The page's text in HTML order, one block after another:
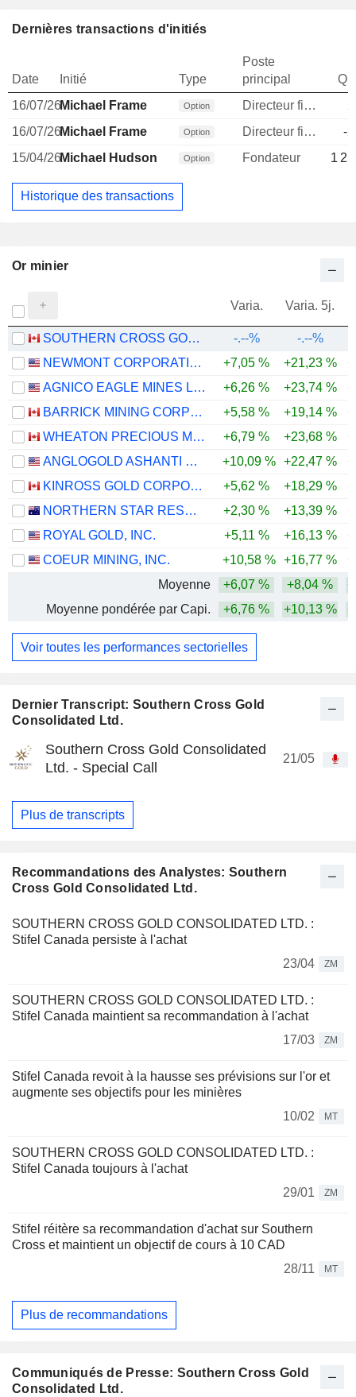
Dernier Transcript: Southern Cross Gold
Consolidated Ltd.
Southern Cross Gold Consolidated
Ltd. - Special Call
21/05
Plus de transcripts
Recommandations des Analystes: Southern
Cross Gold Consolidated Ltd.
SOUTHERN CROSS GOLD CONSOLIDATED LTD. :
Stifel Canada persiste à l'achat
23/04
ZM
SOUTHERN CROSS GOLD CONSOLIDATED LTD. :
Stifel Canada maintient sa recommandation à l'achat
17/03
ZM
Stifel Canada revoit à la hausse ses prévisions sur l'or et
augmente ses objectifs pour les minières
10/02
MT
SOUTHERN CROSS GOLD CONSOLIDATED LTD. :
Stifel Canada toujours à l'achat
29/01
ZM
Stifel réitère sa recommandation d'achat sur Southern
Cross et maintient un objectif de cours à 10 CAD
28/11
MT
Plus de recommandations
Communiqués de Presse: Southern Cross Gold
Consolidated Ltd.
Dernières transactions d'initiés
Date Initié Type
Poste
principal
16/07/26Michael Frame Option Directeur financier
16/07/26Michael Frame Option Directeur financier
-
15/04/26Michael Hudson Option Fondateur 1
Historique des transactions
Or minier
Varia. Varia. 5j.
SOUTHERN CROSS GOLD CONSOLIDATED LTD. -.--%
-.--%
NEWMONT CORPORATION
+7,05 % +21,23 %
AGNICO EAGLE MINES LIMITED
+6,26 % +23,74 %
BARRICK MINING CORPORATION
+5,58 % +19,14 %
WHEATON PRECIOUS METALS CORP.
+6,79 % +23,68 %
ANGLOGOLD ASHANTI PLC
+10,09 % +22,47 %
KINROSS GOLD CORPORATION
+5,62 % +18,29 %
NORTHERN STAR RESOURCES LIMITED
+2,30 % +13,39 %
ROYAL GOLD, INC.
+5,11 % +16,13 %
COEUR MINING, INC.
+10,58 % +16,77 %
Moyenne
+6,07 % +8,04 %
Moyenne pondérée par Capi.
+6,76 % +10,13 %
Voir toutes les performances sectorielles